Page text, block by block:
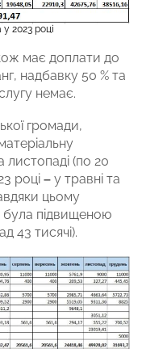
2023 році
має доплати до
надбавку 50 % та
немає.
громади,
листопаді (по 20
році – у травні та
цьому
була підвищеною
43 тисячі).